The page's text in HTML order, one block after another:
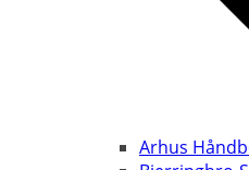
Arhus